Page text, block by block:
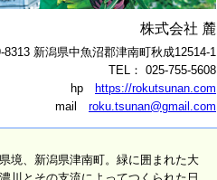
株式会社 麓
8313 新潟県中魚沼郡津南町秋成12514-1
TEL： 025-755-5608
hp
https://rokutsunan.com
mail roku.tsunan@gmail.com
境、新潟県津南町。緑に囲まれた大